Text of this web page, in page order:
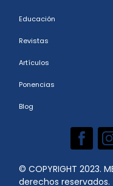
Educación
Revistas
Artículos
Ponencias
Blog
© COPYRIGHT 2023.
derechos reservados.